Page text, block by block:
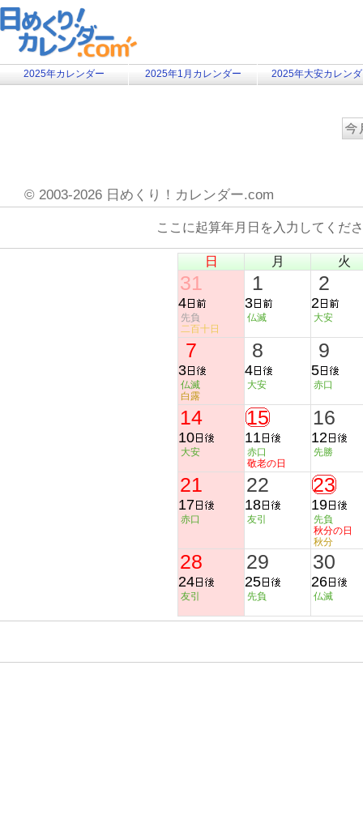
2025年カレンダー 2025年1月カレンダー 2025年大安カレン
© 2003-2026 日めくり！カレンダー.com
ここに起算年月日を入力してく
日 月 火
31
4
先負
二百十日
1
3
仏滅
2
2
大安
7
3
仏滅
白露
8
4
大安
9
5
赤口
14
10
大安
15
11
赤口
敬老の日
16
12
先勝
21
17
赤口
22
18
友引
23
19
先負
秋分の日
秋分
28
24
友引
29
25
先負
30
26
仏滅